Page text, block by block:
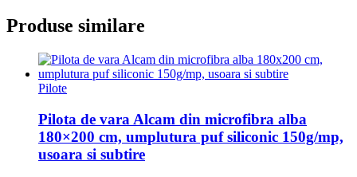
Produse similare
Pilote
Pilota de vara Alcam din microfibra alba
180×200 cm, umplutura puf siliconic 150g/mp,
usoara si subtire